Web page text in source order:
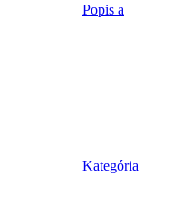
Popis a
Kategória